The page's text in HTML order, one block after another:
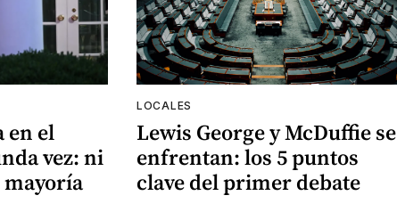
en el
vez: ni
LOCALES
Lewis George y McDuffie se
enfrentan: los 5 puntos
clave del primer debate